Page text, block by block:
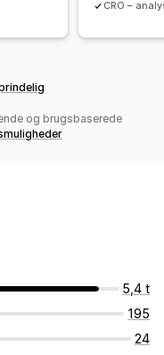
CRO –
og brugsbaserede
5,4 t
195
24